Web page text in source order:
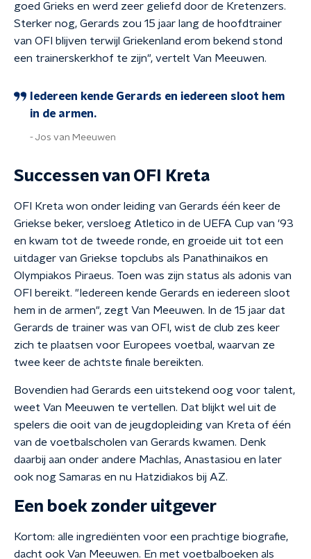
goed Grieks en werd zeer geliefd door de Kretenzers.
Sterker nog, Gerards zou 15 jaar lang de hoofdtrainer
van OFI blijven terwijl Griekenland erom bekend stond
een trainerskerkhof te zijn", vertelt Van Meeuwen.
Iedereen kende Gerards en iedereen sloot hem
in de armen.
Jos van Meeuwen
Successen van OFI Kreta
OFI Kreta won onder leiding van Gerards één keer de
Griekse beker, versloeg Atletico in de UEFA Cup van '93
en kwam tot de tweede ronde, en groeide uit tot een
uitdager van Griekse topclubs als Panathinaikos en
Olympiakos Piraeus. Toen was zijn status als adonis van
OFI bereikt. "Iedereen kende Gerards en iedereen sloot
hem in de armen", zegt Van Meeuwen. In de 15 jaar dat
Gerards de trainer was van OFI, wist de club zes keer
zich te plaatsen voor Europees voetbal, waarvan ze
twee keer de achtste finale bereikten.
Bovendien had Gerards een uitstekend oog voor talent,
weet Van Meeuwen te vertellen. Dat blijkt wel uit de
spelers die ooit van de jeugdopleiding van Kreta of één
van de voetbalscholen van Gerards kwamen. Denk
daarbij aan onder andere Machlas, Anastasiou en later
ook nog Samaras en nu Hatzidiakos bij AZ.
Een boek zonder uitgever
Kortom: alle ingrediënten voor een prachtige biografie,
dacht ook Van Meeuwen. En met voetbalboeken als